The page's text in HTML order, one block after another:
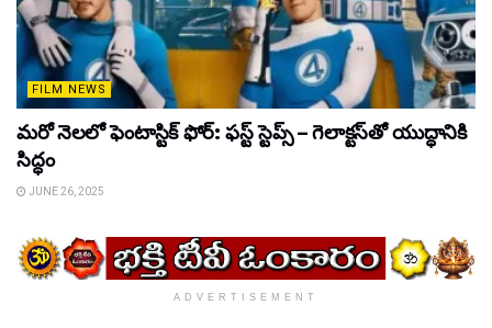
FILM NEWS
మరో నెలలో ఫెంటాస్టిక్ ఫోర్: ఫస్ట్ స్టెప్స్ – గెలాక్టస్‌తో యుద్ధానికి
సిద్ధం
JUNE 26, 2025
ADVERTISEMENT